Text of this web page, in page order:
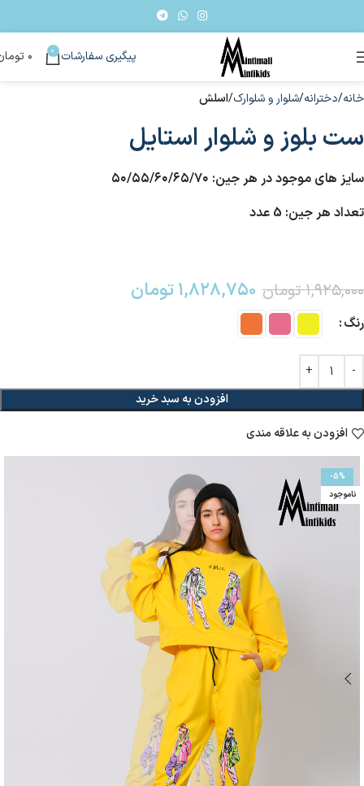
پیگیری سفارشات 0 ۰
خانه دخترانه شلوار و شلوارک اسلش
ست بلوز و شلوار استایل
سایز های موجود در هر جین: ۵۰/۵۵/۶۰/۶۵/۷۰
تعداد هر جین: 5 عدد
۱,۹۲۵,۰۰۰ تومان ۱,۸۲۸,۷۵۰تومان
رنگ
افزودن به سبد خرید
افزودن به علاقه مندی
-5%
ناموجود